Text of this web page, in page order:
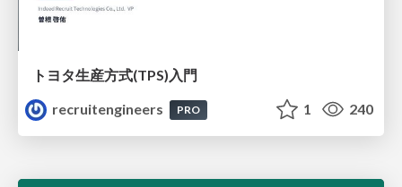
トヨタ⽣産⽅式(TPS)⼊⾨
recruitengineers
PRO 1 240